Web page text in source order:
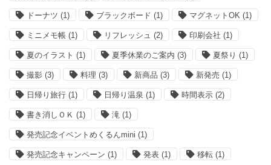
ドーナツ (1) ブラックボード (1) マグネットOK (1)
ミニメモ帳 (1) リフレッシュ (2) 印刷会社 (1)
夏のイラスト (1) 夏季休業のご案内 (3) 夏祭り (1)
撮影 (3) 料理 (3) 新商品 (3) 新発売 (1)
日帰り旅行 (1) 日帰り温泉 (1) 時間表示 (2)
書き消しＯＫ (1) 滝 (1)
発売記念イベントめくるんmini (1)
発売記念キャンペーン (1) 発表 (1) 移転 (1)